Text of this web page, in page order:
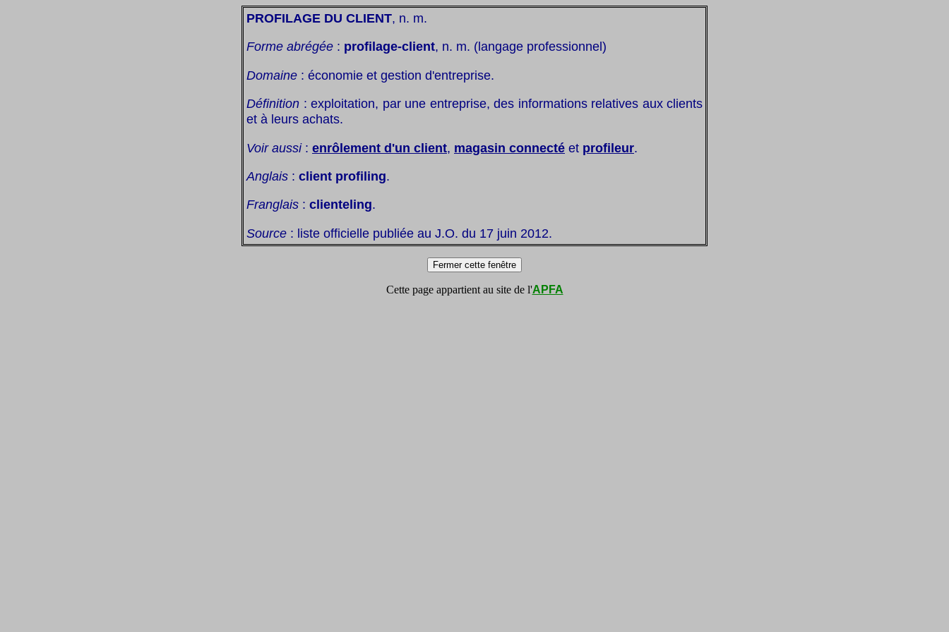
PROFILAGE DU CLIENT, n. m.
Forme abrégée : profilage-client, n. m. (langage professionnel)
Domaine : économie et gestion d'entreprise.
Définition : exploitation, par une entreprise, des informations relatives aux clients
et à leurs achats.
Voir aussi: enrôlement d'un client, magasin connecté et profileur.
Anglais : client profiling.
Franglais : clienteling.
Source : liste officielle publiée au J.O. du 17 juin 2012.
Cette page appartient au site de l'APFA